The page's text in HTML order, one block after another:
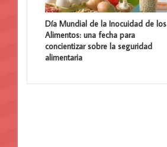
Día Mundial de la Inocuidad de los
Alimentos: una fecha para
concientizar sobre la seguridad
alimentaria